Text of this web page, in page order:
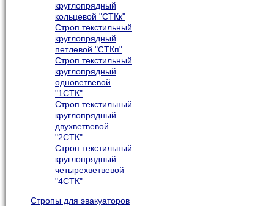
круглопрядный
кольцевой "СТКк"
Строп текстильный
круглопрядный
петлевой "СТКп"
Строп текстильный
круглопрядный
одноветвевой
"1СТК"
Строп текстильный
круглопрядный
двухветвевой
"2СТК"
Строп текстильный
круглопрядный
четырехветвевой
"4СТК"
Cтропы для эвакуаторов